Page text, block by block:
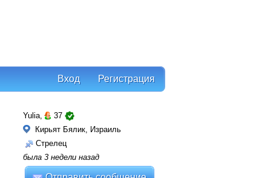
Регистрация
Вход
Yulia,
37
Кирьят Бялик, Израиль
Стрелец
была 3 недели назад